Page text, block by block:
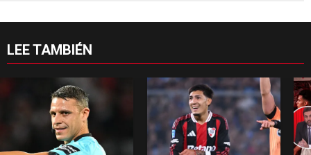
LEE TAMBIÉN